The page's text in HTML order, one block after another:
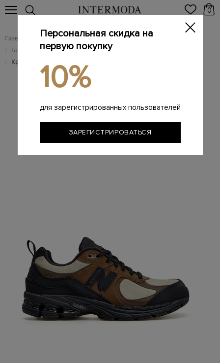
0
Главная Мужчинам / Брендовая мужская обувь
/ Брендовые мужские кроссовки
/ Кроссовки The Basement x New Balance 2002R 'Earth Brown'
Персональная скидка на
первую покупку
10%
для зарегистрированных пользователей
ЗАРЕГИСТРИРОВАТЬСЯ